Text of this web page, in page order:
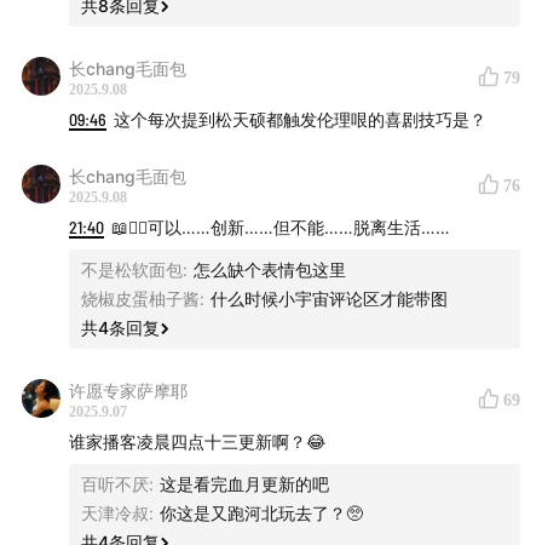
自荐成为嘉宾：无聊斋公众号回复“投稿”
共8条回复
长chang毛面包
2025.9.08
79
09:46 这个每次提到松天硕都触发伦理哏的喜剧技巧是？
长chang毛面包
2025.9.08
76
21:40 📖✍🏻可以……创新……但不能……脱离生活……
不是松软面包: 怎么缺个表情包这里
烧椒皮蛋柚子酱: 什么时候小宇宙评论区才能带图
共4条回复
许愿专家萨摩耶
2025.9.07
69
谁家播客凌晨四点十三更新啊？😂
百听不厌: 这是看完血月更新的吧
天津冷叔: 你这是又跑河北玩去了？🥺